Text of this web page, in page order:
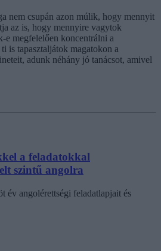
nem csupán azon múlik, hogy mennyit
az is, hogy mennyire vagytok
e megfelelően koncentrálni a
is tapasztaljátok magatokon a
adunk néhány jó tanácsot, amivel
a feladatokkal
szintű angolra
év angolérettségi feladatlapjait és